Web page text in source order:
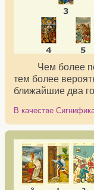
Чем более
тем более
ближайшие два
В качестве